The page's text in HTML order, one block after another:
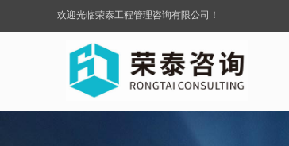
欢迎光临荣泰工程管理咨询有限公司！